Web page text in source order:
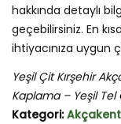
hakkında detaylı
geçebilirsiniz. En
ihtiyacınıza uygun
Yeşil Çit Kırşehir
Kaplama – Yeşil Tel
Kategori:Akçakent